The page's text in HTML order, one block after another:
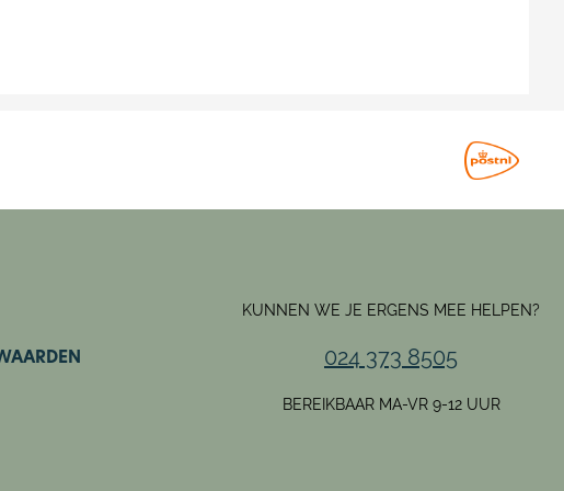
KUNNEN WE JE ERGENS MEE HELPEN?
024 373 8505
BEREIKBAAR MA-VR 9-12 UUR